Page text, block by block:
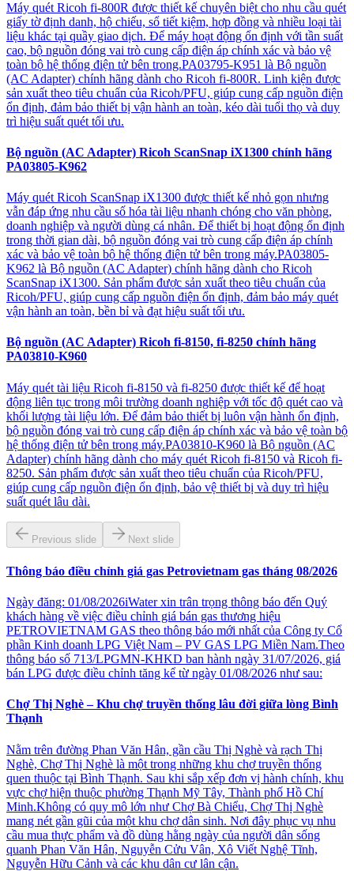
Máy quét Ricoh fi-800R được thiết kế chuyên biệt cho nhu cầu quét
giấy tờ định danh, hộ chiếu, sổ tiết kiệm, hợp đồng và nhiều loại tài
liệu khác tại quầy giao dịch. Để máy hoạt động ổn định với tần suất
cao, bộ nguồn đóng vai trò cung cấp điện áp chính xác và bảo vệ
toàn bộ hệ thống điện tử bên trong.PA03795-K951 là Bộ nguồn
(AC Adapter) chính hãng dành cho Ricoh fi-800R. Linh kiện được
sản xuất theo tiêu chuẩn của Ricoh/PFU, giúp cung cấp nguồn điện
ổn định, đảm bảo thiết bị vận hành an toàn, kéo dài tuổi thọ và duy
trì hiệu suất quét tối ưu.
Bộ nguồn (AC Adapter) Ricoh ScanSnap iX1300 chính hãng
PA03805-K962
Máy quét Ricoh ScanSnap iX1300 được thiết kế nhỏ gọn nhưng
vẫn đáp ứng nhu cầu số hóa tài liệu nhanh chóng cho văn phòng,
doanh nghiệp và người dùng cá nhân. Để thiết bị hoạt động ổn định
trong thời gian dài, bộ nguồn đóng vai trò cung cấp điện áp chính
xác và bảo vệ toàn bộ hệ thống điện tử bên trong máy.PA03805-
K962 là Bộ nguồn (AC Adapter) chính hãng dành cho Ricoh
ScanSnap iX1300. Sản phẩm được sản xuất theo tiêu chuẩn của
Ricoh/PFU, giúp cung cấp nguồn điện ổn định, đảm bảo máy quét
vận hành an toàn, bền bỉ và đạt hiệu suất tối ưu.
Bộ nguồn (AC Adapter) Ricoh fi-8150, fi-8250 chính hãng
PA03810-K960
Máy quét tài liệu Ricoh fi-8150 và fi-8250 được thiết kế để hoạt
động liên tục trong môi trường doanh nghiệp với tốc độ quét cao và
khối lượng tài liệu lớn. Để đảm bảo thiết bị luôn vận hành ổn định,
bộ nguồn đóng vai trò cung cấp điện áp chính xác và bảo vệ toàn bộ
hệ thống điện tử bên trong máy.PA03810-K960 là Bộ nguồn (AC
Adapter) chính hãng dành cho máy quét Ricoh fi-8150 và Ricoh fi-
8250. Sản phẩm được sản xuất theo tiêu chuẩn của Ricoh/PFU,
giúp cung cấp nguồn điện ổn định, bảo vệ thiết bị và duy trì hiệu
suất quét lâu dài.
Previous slide Next slide
Thông báo điều chỉnh giá gas Petrovietnam gas tháng 08/2026
Ngày đăng: 01/08/2026iWater xin trân trọng thông báo đến Quý
khách hàng về việc điều chỉnh giá bán gas thương hiệu
PETROVIETNAM GAS theo thông báo mới nhất của Công ty Cổ
phần Kinh doanh LPG Việt Nam – PV GAS LPG Miền Nam.Theo
thông báo số 713/LPGMN-KHKD ban hành ngày 31/07/2026, giá
bán LPG được điều chỉnh tăng kể từ ngày 01/08/2026 như sau:
Chợ Thị Nghè – Khu chợ truyền thống lâu đời giữa lòng Bình
Thạnh
Nằm trên đường Phan Văn Hân, gần cầu Thị Nghè và rạch Thị
Nghè, Chợ Thị Nghè là một trong những khu chợ truyền thống
quen thuộc tại Bình Thạnh. Sau khi sắp xếp đơn vị hành chính, khu
vực chợ hiện thuộc phường Thạnh Mỹ Tây, Thành phố Hồ Chí
Minh.Không có quy mô lớn như Chợ Bà Chiểu, Chợ Thị Nghè
mang nét gần gũi của một khu chợ dân sinh. Nơi đây phục vụ nhu
cầu mua thực phẩm và đồ dùng hằng ngày của người dân sống
quanh Phan Văn Hân, Nguyễn Cửu Vân, Xô Viết Nghệ Tĩnh,
Nguyễn Hữu Cảnh và các khu dân cư lân cận.